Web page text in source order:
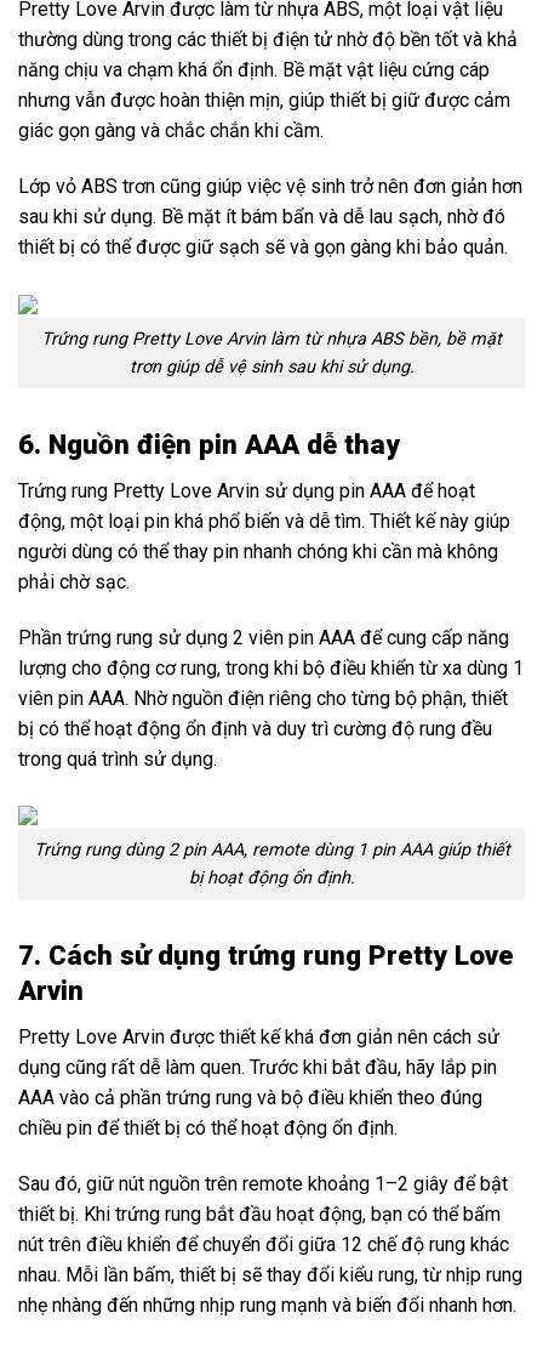
Pretty Love Arvin được làm từ nhựa ABS, một loại vật liệu
thường dùng trong các thiết bị điện tử nhờ độ bền tốt và khả
năng chịu va chạm khá ổn định. Bề mặt vật liệu cứng cáp
nhưng vẫn được hoàn thiện mịn, giúp thiết bị giữ được cảm
giác gọn gàng và chắc chắn khi cầm.
Lớp vỏ ABS trơn cũng giúp việc vệ sinh trở nên đơn giản hơn
sau khi sử dụng. Bề mặt ít bám bẩn và dễ lau sạch, nhờ đó
thiết bị có thể được giữ sạch sẽ và gọn gàng khi bảo quản.
Trứng rung Pretty Love Arvin làm từ nhựa ABS bền, bề mặt
trơn giúp dễ vệ sinh sau khi sử dụng.
6. Nguồn điện pin AAA dễ thay
Trứng rung Pretty Love Arvin sử dụng pin AAA để hoạt
động, một loại pin khá phổ biến và dễ tìm. Thiết kế này giúp
người dùng có thể thay pin nhanh chóng khi cần mà không
phải chờ sạc.
Phần trứng rung sử dụng 2 viên pin AAA để cung cấp năng
lượng cho động cơ rung, trong khi bộ điều khiển từ xa dùng 1
viên pin AAA. Nhờ nguồn điện riêng cho từng bộ phận, thiết
bị có thể hoạt động ổn định và duy trì cường độ rung đều
trong quá trình sử dụng.
Trứng rung dùng 2 pin AAA, remote dùng 1 pin AAA giúp thiết
bị hoạt động ổn định.
7. Cách sử dụng trứng rung Pretty Love
Arvin
Pretty Love Arvin được thiết kế khá đơn giản nên cách sử
dụng cũng rất dễ làm quen. Trước khi bắt đầu, hãy lắp pin
AAA vào cả phần trứng rung và bộ điều khiển theo đúng
chiều pin để thiết bị có thể hoạt động ổn định.
Sau đó, giữ nút nguồn trên remote khoảng 1–2 giây để bật
thiết bị. Khi trứng rung bắt đầu hoạt động, bạn có thể bấm
nút trên điều khiển để chuyển đổi giữa 12 chế độ rung khác
nhau. Mỗi lần bấm, thiết bị sẽ thay đổi kiểu rung, từ nhịp rung
nhẹ nhàng đến những nhịp rung mạnh và biến đổi nhanh hơn.